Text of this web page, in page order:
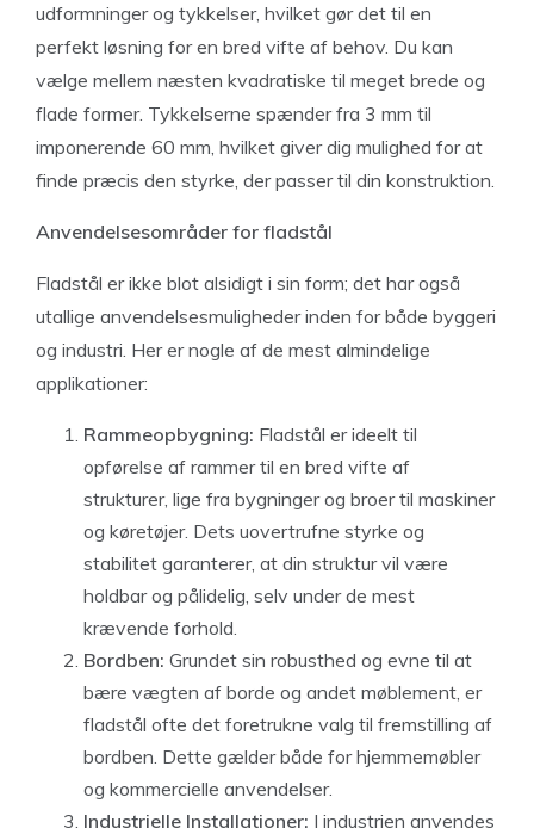
udformninger og tykkelser, hvilket gør det til en
perfekt løsning for en bred vifte af behov. Du kan
vælge mellem næsten kvadratiske til meget brede og
flade former. Tykkelserne spænder fra 3 mm til
imponerende 60 mm, hvilket giver dig mulighed for at
finde præcis den styrke, der passer til din konstruktion.
Anvendelsesområder for fladstål
Fladstål er ikke blot alsidigt i sin form; det har også
utallige anvendelsesmuligheder inden for både byggeri
og industri. Her er nogle af de mest almindelige
applikationer:
Rammeopbygning: Fladstål er ideelt til
opførelse af rammer til en bred vifte af
strukturer, lige fra bygninger og broer til maskiner
og køretøjer. Dets uovertrufne styrke og
stabilitet garanterer, at din struktur vil være
holdbar og pålidelig, selv under de mest
krævende forhold.
Bordben: Grundet sin robusthed og evne til at
bære vægten af borde og andet møblement, er
fladstål ofte det foretrukne valg til fremstilling af
bordben. Dette gælder både for hjemmemøbler
og kommercielle anvendelser.
Industrielle Installationer: I industrien anvendes